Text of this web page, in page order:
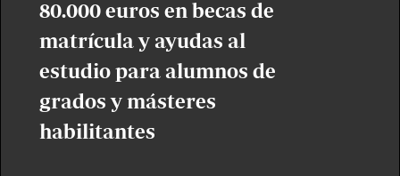
80.000 euros en becas de
matrícula y ayudas al
estudio para alumnos de
grados y másteres
habilitantes